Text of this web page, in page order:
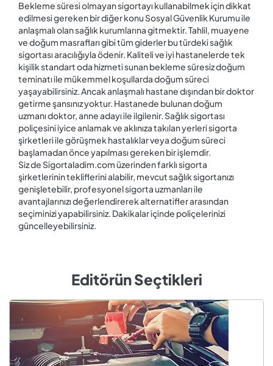
Bekleme süresi olmayan sigortayı kullanabilmek için dikkat
edilmesi gereken bir diğer konu Sosyal Güvenlik Kurumu ile
anlaşmalı olan sağlık kurumlarına gitmektir. Tahlil, muayene
ve doğum masrafları gibi tüm giderler bu türdeki sağlık
sigortası aracılığıyla ödenir. Kaliteli ve iyi hastanelerde tek
kişilik standart oda hizmeti sunan bekleme süresiz doğum
teminatı ile mükemmel koşullarda doğum süreci
yaşayabilirsiniz. Ancak anlaşmalı hastane dışından bir doktor
getirme şansınız yoktur. Hastanede bulunan doğum
uzmanı doktor, anne adayı ile ilgilenir. Sağlık sigortası
poliçesini iyice anlamak ve aklınıza takılan yerleri sigorta
şirketleri ile görüşmek hastalıklar veya doğum süreci
başlamadan önce yapılması gereken bir işlemdir.
Siz de Sigortaladim.com üzerinden farklı sigorta
şirketlerinin tekliflerini alabilir, mevcut sağlık sigortanızı
genişletebilir, profesyonel sigorta uzmanları ile
avantajlarınızı değerlendirerek alternatifler arasından
seçiminizi yapabilirsiniz. Dakikalar içinde poliçelerinizi
güncelleyebilirsiniz.
Editörün Seçtikleri